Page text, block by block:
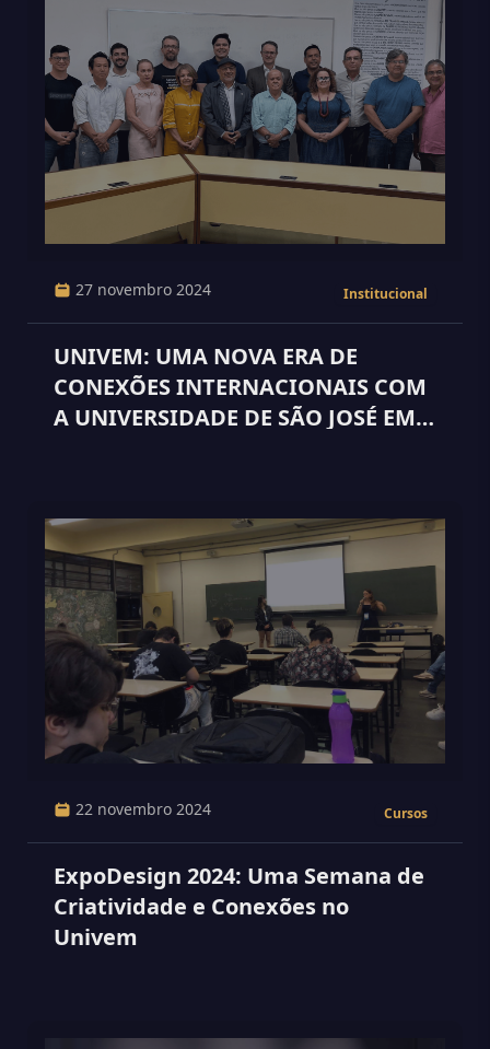
27 novembro 2024 Institucional
UNIVEM: UMA NOVA ERA DE
CONEXÕES INTERNACIONAIS COM
A UNIVERSIDADE DE SÃO JOSÉ EM
22 novembro 2024 Cursos
ExpoDesign 2024: Uma Semana de
Criatividade e Conexões no
Univem